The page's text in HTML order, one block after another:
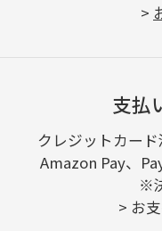
>
支払
クレジットカー
Amazon Pay、
※
> お